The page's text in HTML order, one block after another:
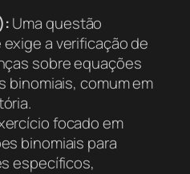
Uma questão
a verificação de
sobre equações
binomiais, comum em
focado em
binomiais para
específicos,